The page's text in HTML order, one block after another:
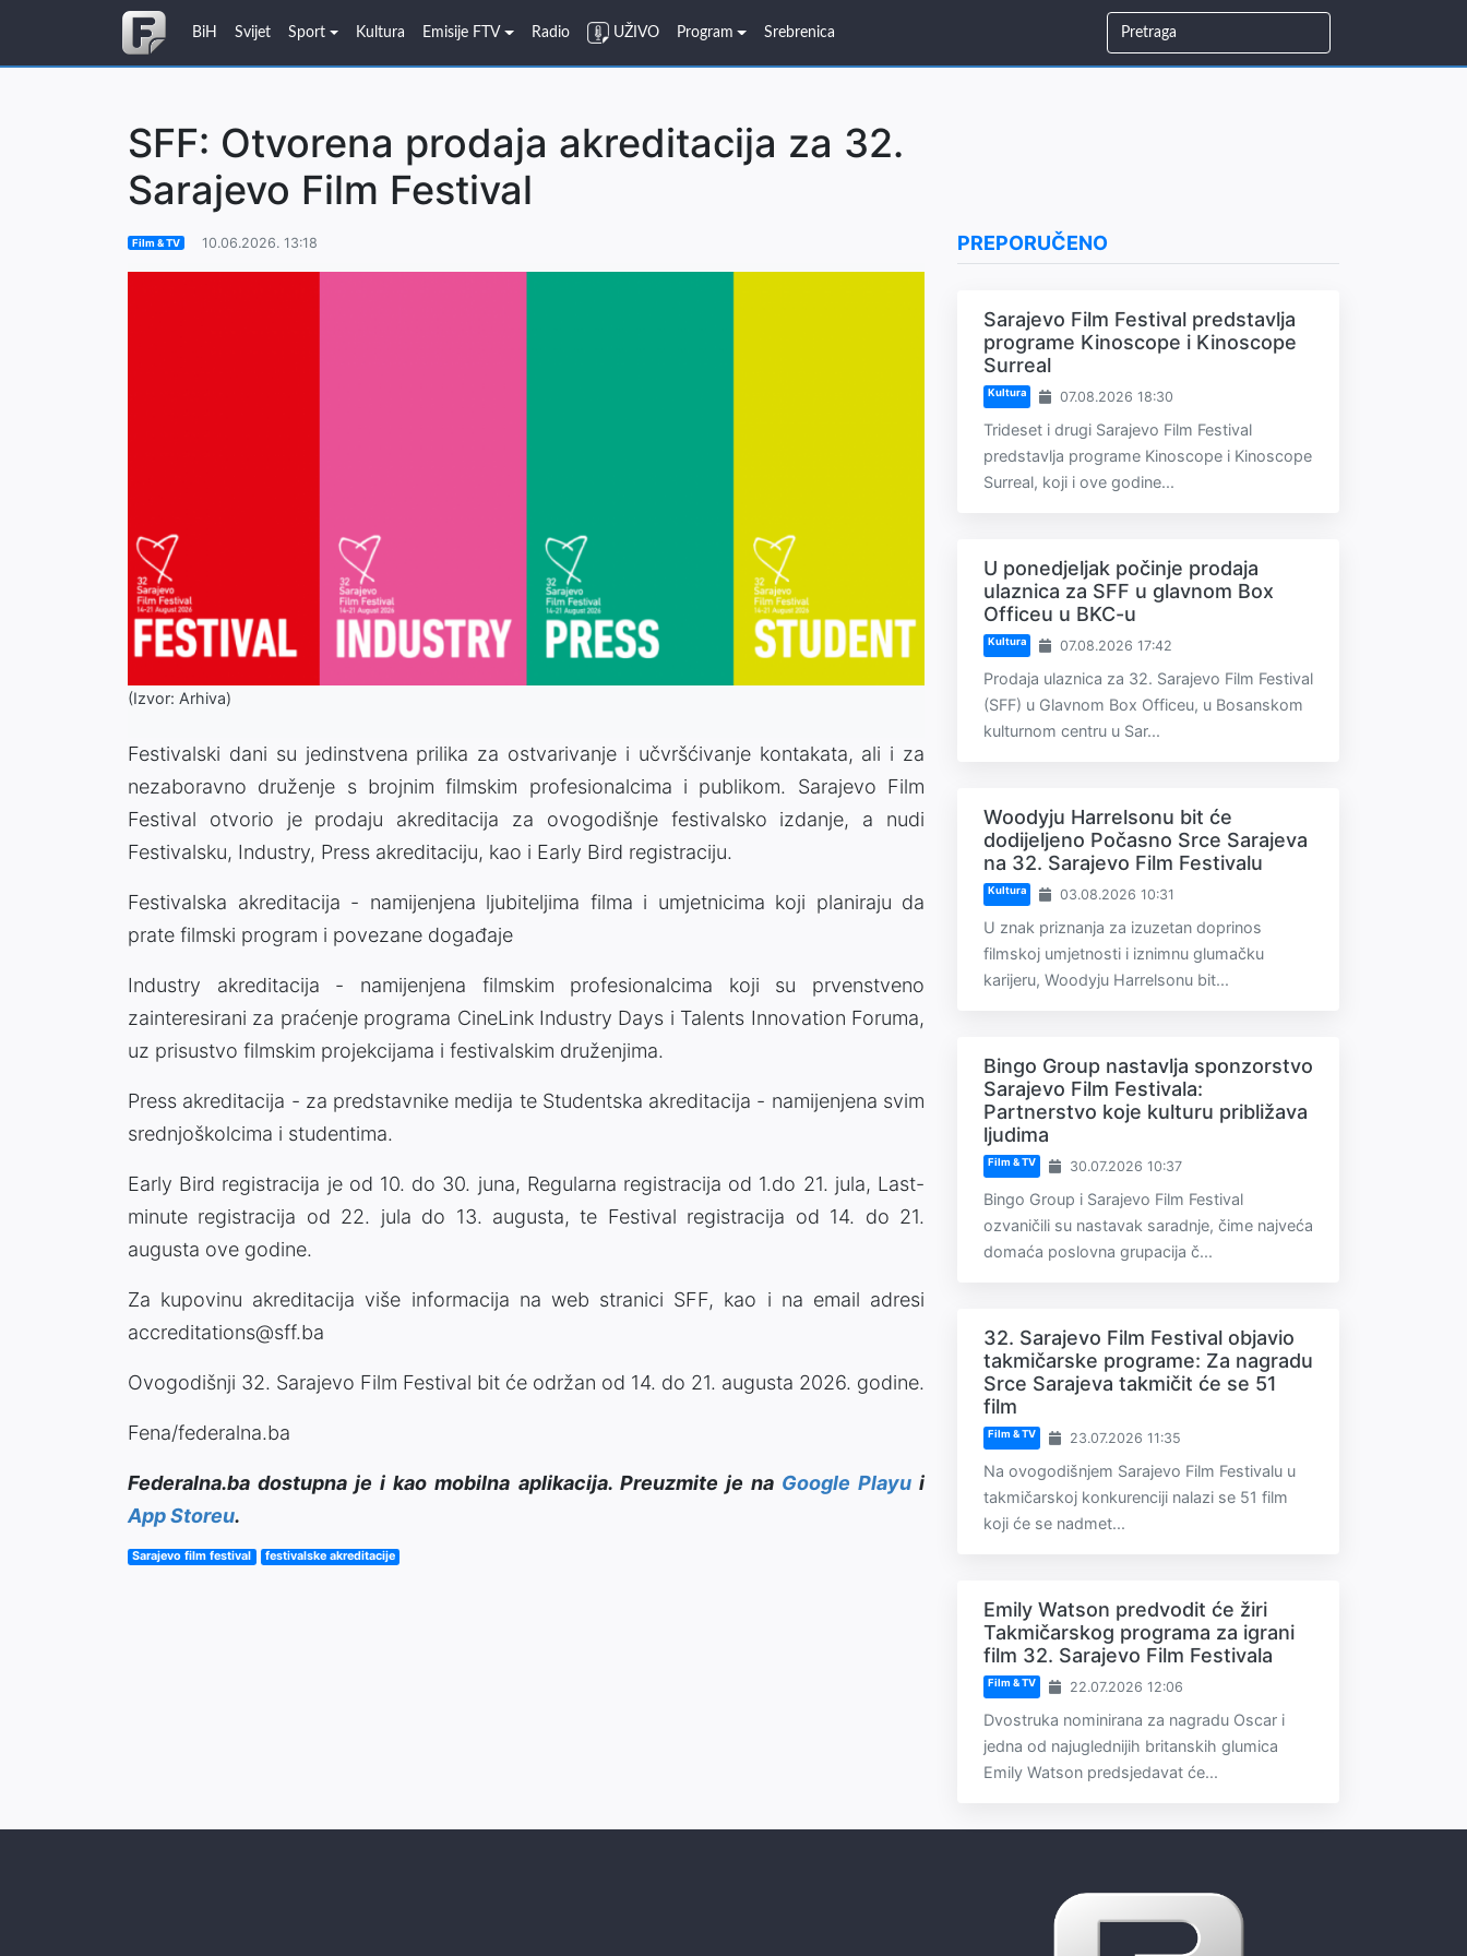
BiH Svijet Sport Kultura Emisije FTV Radio UŽIVO Program Srebrenica
SFF: Otvorena prodaja akreditacija za 32.
Sarajevo Film Festival
Film & TV 10.06.2026. 13:18
(Izvor: Arhiva)
Festivalski dani su jedinstvena prilika za ostvarivanje i učvršćivanje kontakata, ali i za
nezaboravno druženje s brojnim filmskim profesionalcima i publikom. Sarajevo Film
Festival otvorio je prodaju akreditacija za ovogodišnje festivalsko izdanje, a nudi
Festivalsku, Industry, Press akreditaciju, kao i Early Bird registraciju.
Festivalska akreditacija - namijenjena ljubiteljima filma i umjetnicima koji planiraju da
prate filmski program i povezane događaje
Industry akreditacija - namijenjena filmskim profesionalcima koji su prvenstveno
zainteresirani za praćenje programa CineLink Industry Days i Talents Innovation Foruma,
uz prisustvo filmskim projekcijama i festivalskim druženjima.
Press akreditacija - za predstavnike medija te Studentska akreditacija - namijenjena svim
srednjoškolcima i studentima.
Early Bird registracija je od 10. do 30. juna, Regularna registracija od 1.do 21. jula, Last-
minute registracija od 22. jula do 13. augusta, te Festival registracija od 14. do 21.
augusta ove godine.
Za kupovinu akreditacija više informacija na web stranici SFF, kao i na email adresi
accreditations@sff.ba
Ovogodišnji 32. Sarajevo Film Festival bit će održan od 14. do 21. augusta 2026. godine.
Fena/federalna.ba
Federalna.ba dostupna je i kao mobilna aplikacija. Preuzmite je na Google Playui
App Storeu.
Sarajevo film festival festivalske akreditacije
PREPORUČENO
Sarajevo Film Festival predstavlja
programe Kinoscope i Kinoscope
Surreal
Kultura 07.08.2026 18:30
Trideset i drugi Sarajevo Film Festival
predstavlja programe Kinoscope i Kinoscope
Surreal, koji i ove godine...
U ponedjeljak počinje prodaja
ulaznica za SFF u glavnom Box
Officeu u BKC-u
Kultura 07.08.2026 17:42
Prodaja ulaznica za 32. Sarajevo Film Festival
(SFF) u Glavnom Box Officeu, u Bosanskom
kulturnom centru u Sar...
Woodyju Harrelsonu bit će
dodijeljeno Počasno Srce Sarajeva
na 32. Sarajevo Film Festivalu
Kultura 03.08.2026 10:31
U znak priznanja za izuzetan doprinos
filmskoj umjetnosti i iznimnu glumačku
karijeru, Woodyju Harrelsonu bit...
Bingo Group nastavlja sponzorstvo
Sarajevo Film Festivala:
Partnerstvo koje kulturu približava
ljudima
Film & TV 30.07.2026 10:37
Bingo Group i Sarajevo Film Festival
ozvaničili su nastavak saradnje, čime najveća
domaća poslovna grupacija č...
32. Sarajevo Film Festival objavio
takmičarske programe: Za nagradu
Srce Sarajeva takmičit će se 51
film
Film & TV 23.07.2026 11:35
Na ovogodišnjem Sarajevo Film Festivalu u
takmičarskoj konkurenciji nalazi se 51 film
koji će se nadmet...
Emily Watson predvodit će žiri
Takmičarskog programa za igrani
film 32. Sarajevo Film Festivala
Film & TV 22.07.2026 12:06
Dvostruka nominirana za nagradu Oscar i
jedna od najuglednijih britanskih glumica
Emily Watson predsjedavat će...